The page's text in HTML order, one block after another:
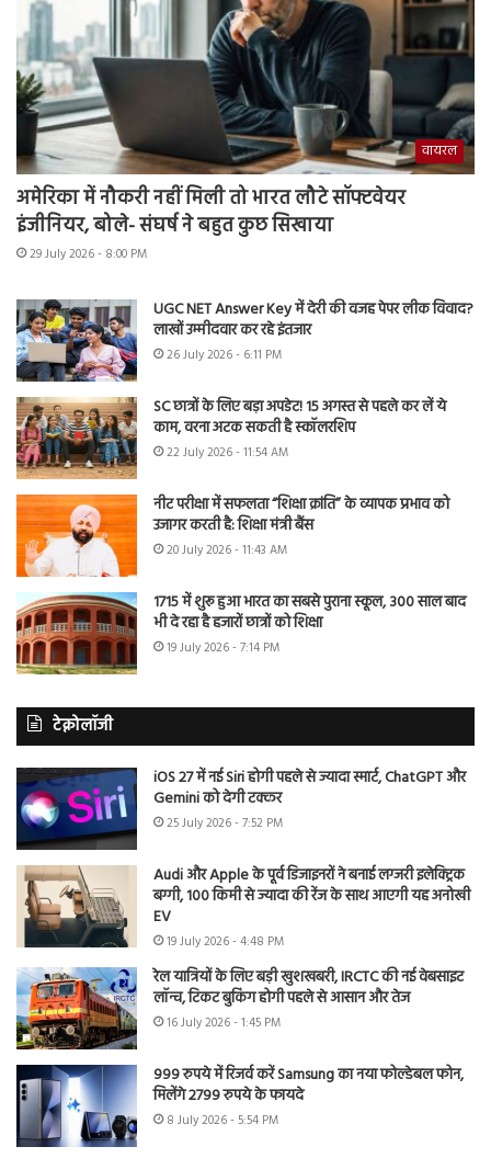
वायरल
अमेरिका में नौकरी नहीं मिली तो भारत लौटे सॉफ्टवेयर
इंजीनियर, बोले- संघर्ष ने बहुत कुछ सिखाया
29 July 2026 - 8:00 PM
UGC NET Answer Key में देरी की वजह पेपर लीक विवाद?
लाखों उम्मीदवार कर रहे इंतजार
26 July 2026 - 6:11 PM
SC छात्रों के लिए बड़ा अपडेट! 15 अगस्त से पहले कर लें ये
काम, वरना अटक सकती है स्कॉलरशिप
22 July 2026 - 11:54 AM
नीट परीक्षा में सफलता “शिक्षा क्रांति” के व्यापक प्रभाव को
उजागर करती है: शिक्षा मंत्री बैंस
20 July 2026 - 11:43 AM
1715 में शुरू हुआ भारत का सबसे पुराना स्कूल, 300 साल बाद
भी दे रहा है हजारों छात्रों को शिक्षा
19 July 2026 - 7:14 PM
टेक्नोलॉजी
iOS 27 में नई Siri होगी पहले से ज्यादा स्मार्ट, ChatGPT और
Gemini को देगी टक्कर
25 July 2026 - 7:52 PM
Audi और Apple के पूर्व डिजाइनरों ने बनाई लग्जरी इलेक्ट्रिक
बग्गी, 100 किमी से ज्यादा की रेंज के साथ आएगी यह अनोखी
EV
19 July 2026 - 4:48 PM
रेल यात्रियों के लिए बड़ी खुशखबरी, IRCTC की नई वेबसाइट
लॉन्च, टिकट बुकिंग होगी पहले से आसान और तेज
16 July 2026 - 1:45 PM
999 रुपये में रिजर्व करें Samsung का नया फोल्डेबल फोन,
मिलेंगे 2799 रुपये के फायदे
8 July 2026 - 5:54 PM